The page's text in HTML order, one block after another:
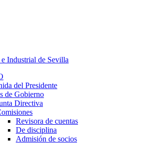
del Presidente
de Gobierno
Directiva
Revisora de cuentas
De disciplina
Admisión de socios